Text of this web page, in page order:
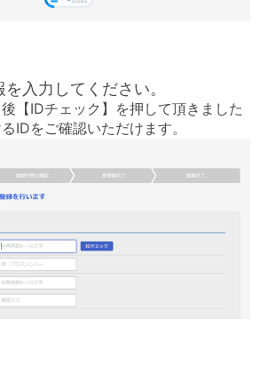
入力してください。
【IDチェック】を押して頂きました
IDをご確認いただけます。